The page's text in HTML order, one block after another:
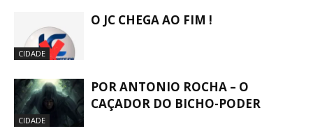
CIDADE
O JC CHEGA AO FIM !
CIDADE
POR ANTONIO ROCHA – O
CAÇADOR DO BICHO-PODER